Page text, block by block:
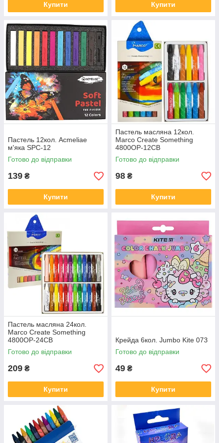
Купити Купити
Пастель 12кол. Acmeliae
м'яка SPC-12
Готово до відправки
139 ₴
Купити
Пастель масляна 12кол.
Marco Create Something
4800OP-12CB
Готово до відправки
98 ₴
Купити
Пастель масляна 24кол.
Marco Create Something
4800OP-24CB
Готово до відправки
209 ₴
Купити
Крейда 6кол. Jumbo Kite 073
Готово до відправки
49 ₴
Купити